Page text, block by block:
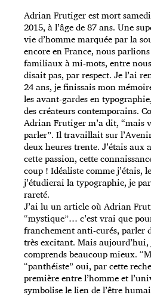
Adrian Frutiger est mort
2015, à l’âge de 87 ans. Une
vie d’homme marquée par la
encore en France, nous
familiaux à mi-mots, entre
disait pas, par respect. Je l’ai
24 ans, je finissais mon
les avant-gardes en
des créateurs contemporains.
Adrian Frutiger m’a dit, “mais
parler”. Il travaillait sur
deux heures trente. J’étais aux
cette passion, cette
coup ! Idéaliste comme j’étais,
j’étudierai la typographie, je
rareté.
J’ai lu un article où Adrian
“mystique”… c’est vrai que
franchement anti-curés, parler
très excitant. Mais
comprends beaucoup mieux.
“panthéiste” oui, par cette
première entre l’homme et
symbolise le lien de l’être